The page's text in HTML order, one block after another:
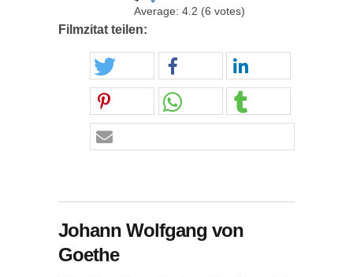
Average: 4.2 (6 votes)
Filmzitat teilen:
Johann Wolfgang von
Goethe